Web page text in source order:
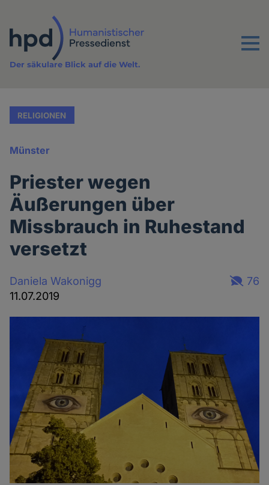
Inhalt
Menu
Der säkulare Blick auf die Welt.
RELIGIONEN
Münster
Priester wegen
Äußerungen über
Missbrauch in Ruhestand
versetzt
Daniela Wakonigg
11.07.2019
76